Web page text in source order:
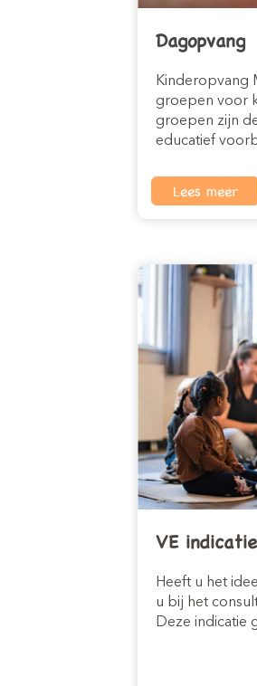
Dagopvang
Kinderopvang
groepen voor
groepen zijn
educatief
Lees meer
VE indicatie
Heeft u het
u bij het
Deze indicatie